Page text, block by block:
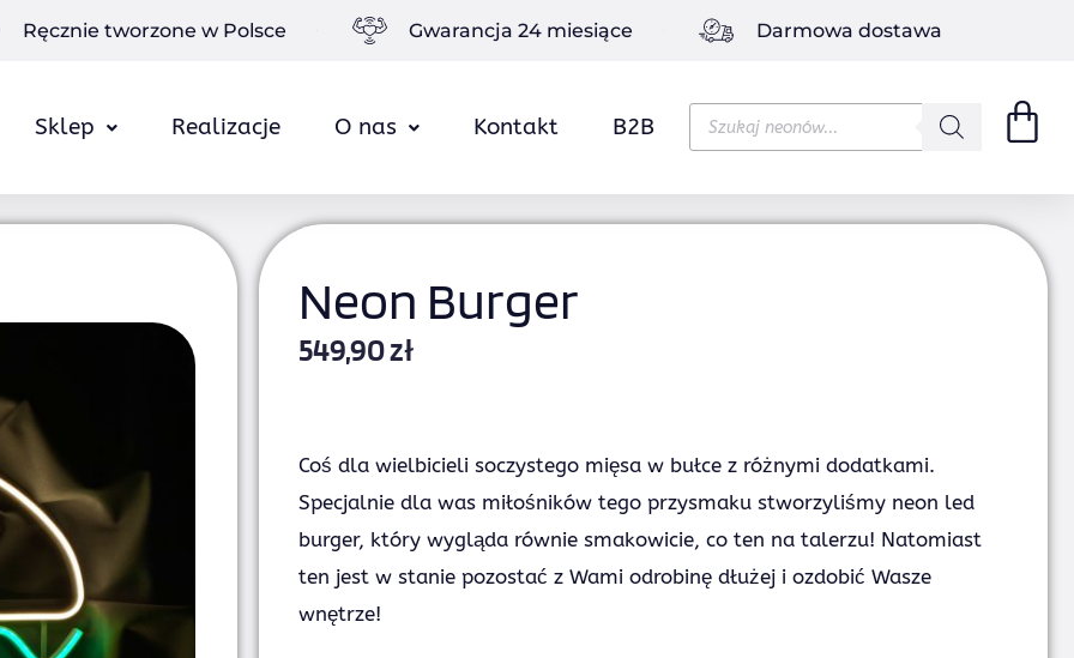
Ręcznie tworzone w Polsce Gwarancja 24 miesiące Darmowa dostawa
Sklep Realizacje O nas Kontakt B2B
Wyszukiwarka
produktów
Neon Burger
549,90zł
Coś dla wielbicieli soczystego mięsa w bułce z różnymi dodatkami.
Specjalnie dla was miłośników tego przysmaku stworzyliśmy neon led
burger, który wygląda równie smakowicie, co ten na talerzu! Natomiast
ten jest w stanie pozostać z Wami odrobinę dłużej i ozdobić Wasze
wnętrze!